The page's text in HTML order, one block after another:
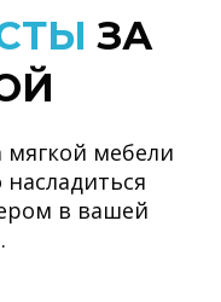
ЗА
мягкой мебели
в вашей